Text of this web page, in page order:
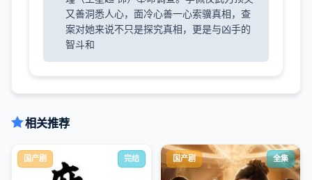
又善洞悉人心，面冷心善一心索骥真相，查
案对她来说不只是探究真相，更是与凶手的
智斗和
相关推荐
国产剧 完结 国产剧 全集